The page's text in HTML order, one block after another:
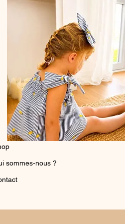
sommes-nous ?